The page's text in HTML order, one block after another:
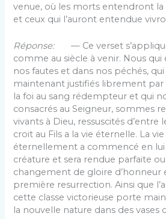
venue, où les morts entendront la
et ceux qui l’auront entendue
Réponse:— Ce verset
comme au siècle à venir. Nous
nos fautes et dans nos péchés,
maintenant justifiés librement par
la foi au sang rédempteur et qui
consacrés au Seigneur, sommes
vivants à Dieu, ressuscités d’entre
croit au Fils a la vie éternelle. La
éternellement a commencé en
créature et sera rendue parfaite
changement de gloire d’honneur
première re­surrection. Ainsi que
cette classe victorieuse porte
la nouvelle nature dans des vases